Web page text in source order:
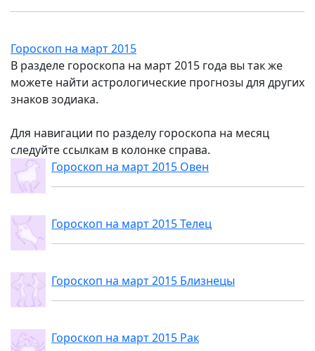
Гороскоп на март 2015
В разделе гороскопа на март 2015 года вы так же
можете найти астрологические прогнозы для других
знаков зодиака.
Для навигации по разделу гороскопа на месяц
следуйте ссылкам в колонке справа.
Гороскоп на март 2015 Овен
Гороскоп на март 2015 Телец
Гороскоп на март 2015 Близнецы
Гороскоп на март 2015 Рак